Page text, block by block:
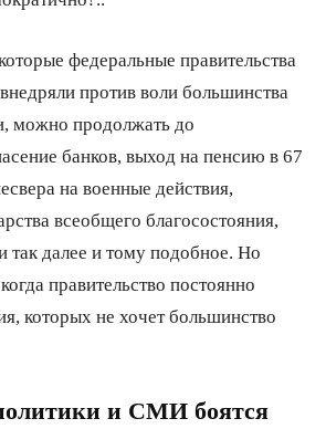
федеральные правительства
против воли большинства
можно продолжать до
банков, выход на пенсию в 67
на военные действия,
всеобщего благосостояния,
так далее и тому подобное. Но
правительство постоянно
которых не хочет большинство
и СМИ боятся